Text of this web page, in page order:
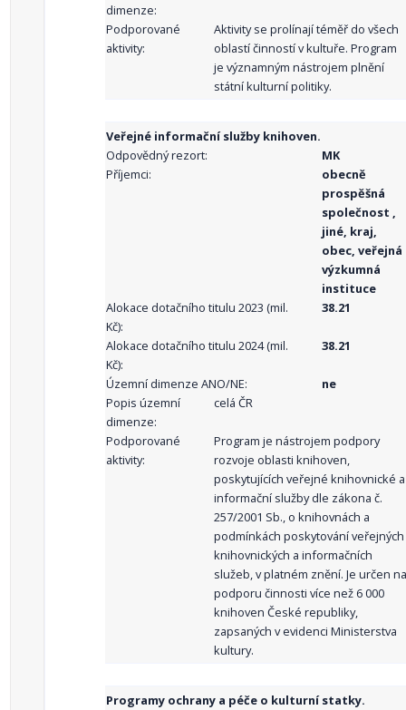
dimenze:
Podporované
aktivity:
Aktivity se prolínají téměř do všech
oblastí činností v kultuře. Program
je významným nástrojem plnění
státní kulturní politiky.
Veřejné informační služby knihoven.
Odpovědný rezort:
MK
Příjemci:
obecně
prospěšná
společnost ,
jiné, kraj,
obec, veřejná
výzkumná
instituce
Alokace dotačního titulu 2023 (mil.
Kč):
38.21
Alokace dotačního titulu 2024 (mil.
Kč):
38.21
Územní dimenze ANO/NE:
ne
Popis územní
dimenze:
celá ČR
Podporované
aktivity:
Program je nástrojem podpory
rozvoje oblasti knihoven,
poskytujících veřejné knihovnické a
informační služby dle zákona č.
257/2001 Sb., o knihovnách a
podmínkách poskytování veřejných
knihovnických a informačních
služeb, v platném znění. Je určen na
podporu činnosti více než 6 000
knihoven České republiky,
zapsaných v evidenci Ministerstva
kultury.
Programy ochrany a péče o kulturní statky.